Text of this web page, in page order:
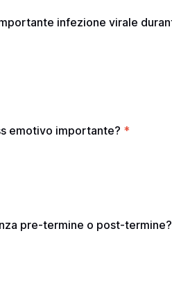
infezione virale
emotivo importante? *
pre-termine o post-